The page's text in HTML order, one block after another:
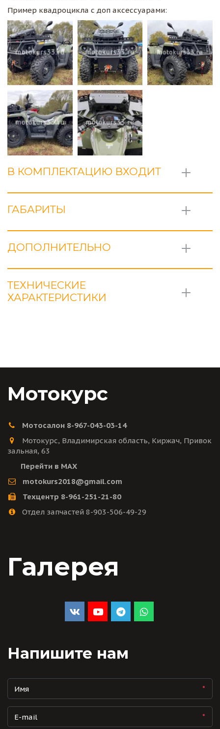
Пример квадроцикла с доп аксессуарами:
В КОМПЛЕКТАЦИЮ ВХОДИТ
ГАБАРИТЫ
ДОПОЛНИТЕЛЬНО
ТЕХНИЧЕСКИЕ
ХАРАКТЕРИСТИКИ
Мотокурс
Мотосалон 8-967-043-03-14
Мотокурс, Владимирская область, Киржач, Привок
зальная, 63
Перейти в MAX
motokurs2018@gmail.com
Техцентр 8-961-251-21-80
Отдел запчастей 8-903-506-49-29
Галерея
Напишите нам
*
*